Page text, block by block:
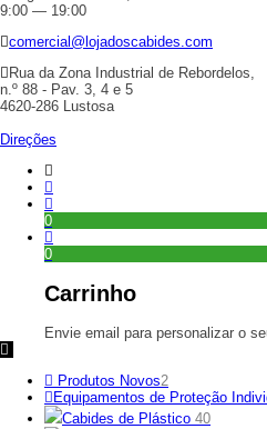
9:00 — 19:00
comercial@lojadoscabides.com
Rua da Zona Industrial de Rebordelos,
n.º 88 - Pav. 3, 4 e 5
4620-286 Lustosa
Direções
0
0
Carrinho
Envie email para personalizar o
Produtos Novos2
Equipamentos de Proteção
Cabides de Plástico 40